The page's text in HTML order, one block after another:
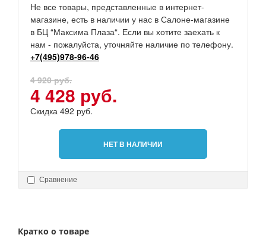
Не все товары, представленные в интернет-
магазине, есть в наличии у нас в Салоне-магазине
в БЦ “Максима Плаза“. Если вы хотите заехать к
нам - пожалуйста, уточняйте наличие по телефону.
+7(495)978-96-46
4 920 руб.
4 428 руб.
Скидка 492 руб.
НЕТ В НАЛИЧИИ
Сравнение
Кратко о товаре